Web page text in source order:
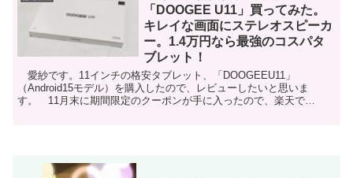
「DOOGEE U11」買ってみた。
キレイな画面にステレオスピーカ
ー。1.4万円なら最強のコスパタ
ブレット！
愛紗です。11インチの格安タブレット、「DOOGEEU11」
（Android15モデル）を購入したので、レビューしたいと思いま
す。 11月末に期間限定のクーポンが手に入ったので、楽天で